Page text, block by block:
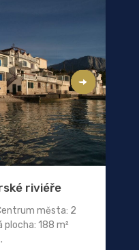
riviéře
města: 2
188 m²